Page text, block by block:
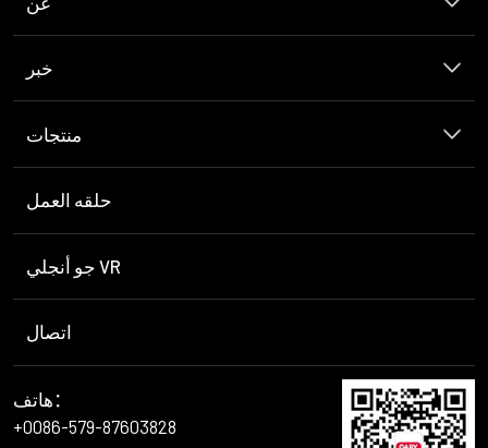
خبر
منتجات
حلقه العمل
جو أنجلي VR
اتصال
هاتف：
+0086-579-87603828